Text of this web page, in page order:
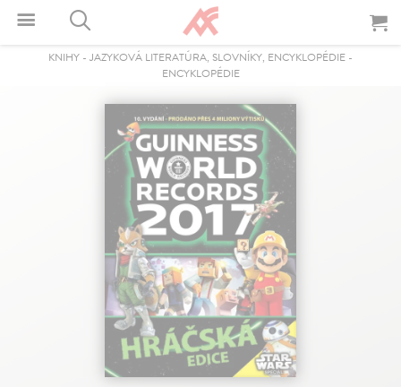
KNIHY - JAZYKOVÁ LITERATÚRA, SLOVNÍKY, ENCYKLOPÉDIE -
ENCYKLOPÉDIE